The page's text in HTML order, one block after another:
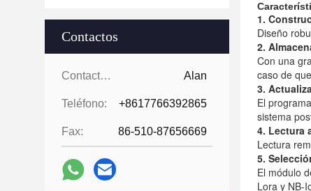
Contactos
Contactos: Alan
Teléfono: +8617766392865
Fax: 86-510-87656669
1.
Diseño
2.
Con una
caso de
3.
El
sistema
4. Lectura
Lectura
5.
El módulo
Lora y NB-